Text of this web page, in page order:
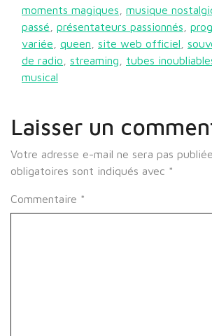
moments magiques
musique
passé
présentateurs passionnés
variée
queen site web officiel
de radio
streaming tubes
musical
Laisser un
Votre adresse e-mail ne sera pas publiée.
obligatoires sont indiqués avec *
Commentaire *